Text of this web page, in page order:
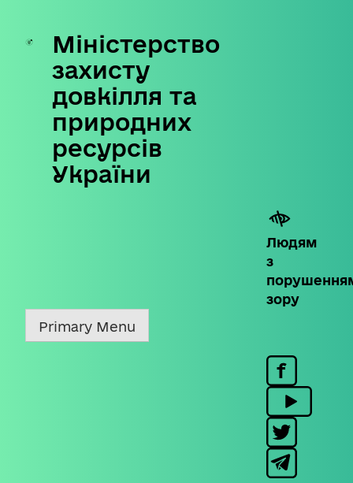
Skip
content
Міністерство
захисту
довкілля та
природних
ресурсів
України
Людям
з
зору
Primary Menu